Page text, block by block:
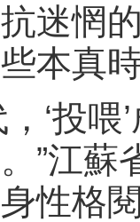
迷惘
本真
‘投
”江
性格